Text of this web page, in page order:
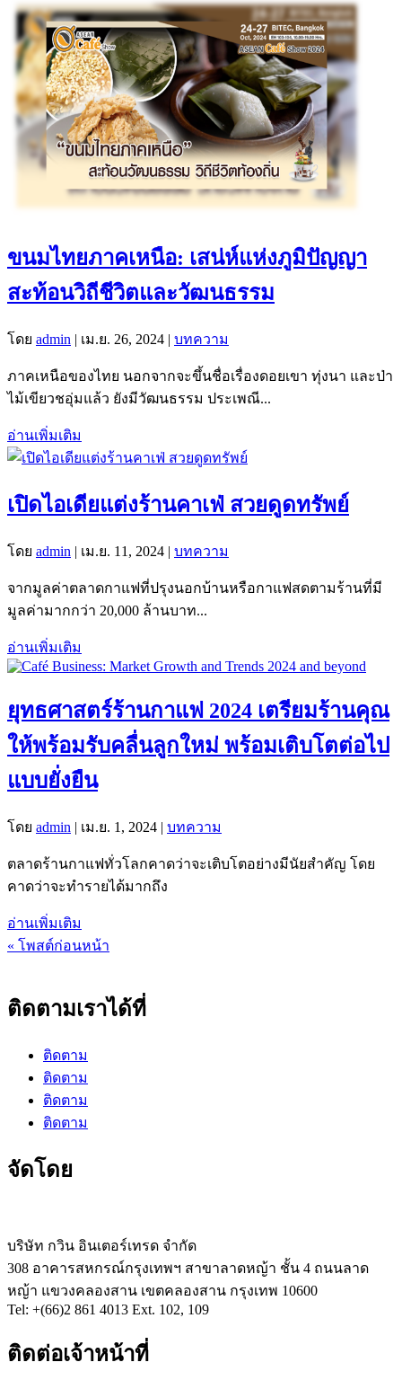
ขนมไทยภาคเหนือ: เสน่ห์แห่งภูมิปัญญา
สะท้อนวิถีชีวิตและวัฒนธรรม
โดย admin | เม.ย. 26, 2024 | บทความ
ภาคเหนือของไทย นอกจากจะขึ้นชื่อเรื่องดอยเขา ทุ่งนา และป่า
ไม้เขียวชอุ่มแล้ว ยังมีวัฒนธรรม ประเพณี...
อ่านเพิ่มเติม
เปิดไอเดียแต่งร้านคาเฟ่ สวยดูดทรัพย์
โดย admin | เม.ย. 11, 2024 | บทความ
จากมูลค่าตลาดกาแฟที่ปรุงนอกบ้านหรือกาแฟสดตามร้านที่มี
มูลค่ามากกว่า 20,000 ล้านบาท...
อ่านเพิ่มเติม
ยุทธศาสตร์ร้านกาแฟ 2024 เตรียมร้านคุณ
ให้พร้อมรับคลื่นลูกใหม่ พร้อมเติบโตต่อไป
แบบยั่งยืน
โดย admin | เม.ย. 1, 2024 | บทความ
ตลาดร้านกาแฟทั่วโลกคาดว่าจะเติบโตอย่างมีนัยสำคัญ โดย
คาดว่าจะทำรายได้มากถึง
อ่านเพิ่มเติม
« โพสต์ก่อนหน้า
ติดตามเราได้ที่
ติดตาม
ติดตาม
ติดตาม
ติดตาม
จัดโดย
บริษัท กวิน อินเตอร์เทรด จำกัด
308 อาคารสหกรณ์กรุงเทพฯ สาขาลาดหญ้า ชั้น 4 ถนนลาด
หญ้า แขวงคลองสาน เขตคลองสาน กรุงเทพ 10600
Tel: +(66)2 861 4013 Ext. 102, 109
ติดต่อเจ้าหน้าที่